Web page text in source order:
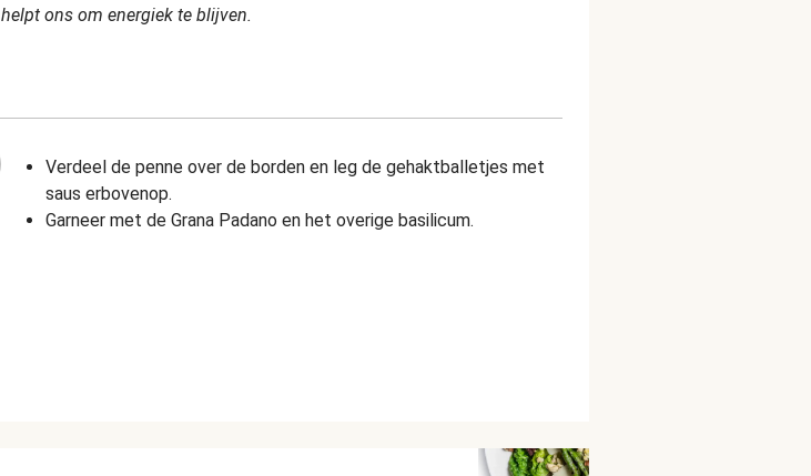
helpt ons om energiek te blijven.
Verdeel de penne over de borden en leg de gehaktballetjes met
saus erbovenop.
Garneer met de Grana Padano en het overige basilicum.